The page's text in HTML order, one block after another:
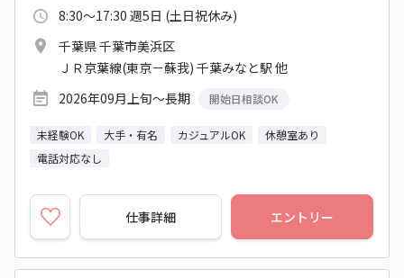
8:30～17:30 週5日 (土日祝休み)
千葉県 千葉市美浜区
ＪＲ京葉線(東京－蘇我) 千葉みなと駅 他
2026年09月上旬～長期
開始日相談OK
未経験OK 大手・有名 カジュアルOK
休憩室あり
電話対応なし
仕事詳細 エントリー